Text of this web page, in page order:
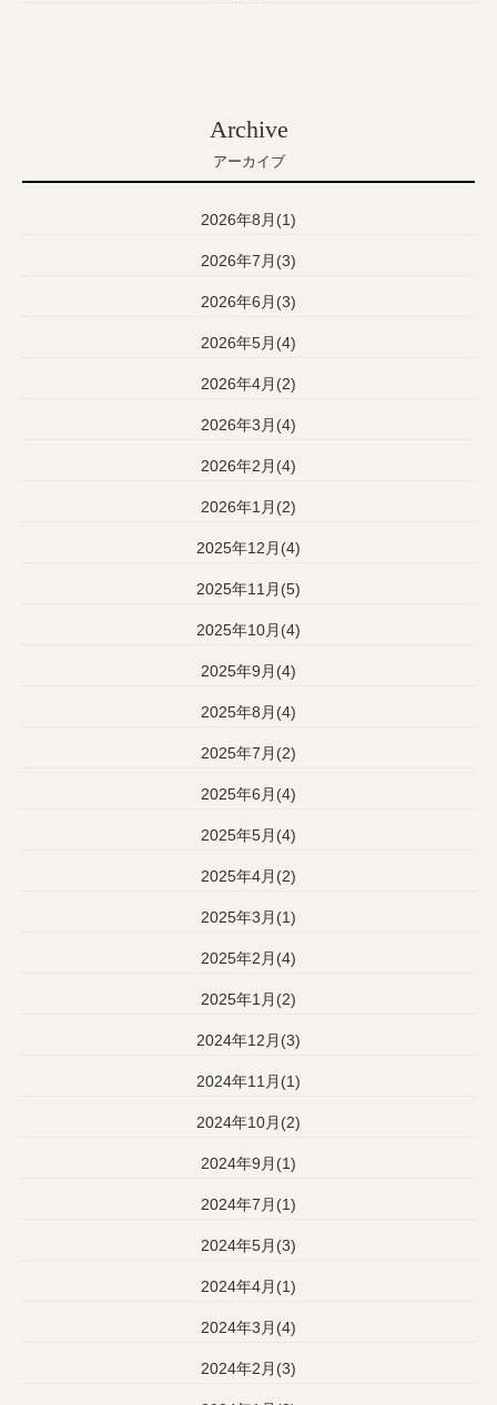
Archive
アーカイブ
2026年8月(1)
2026年7月(3)
2026年6月(3)
2026年5月(4)
2026年4月(2)
2026年3月(4)
2026年2月(4)
2026年1月(2)
2025年12月(4)
2025年11月(5)
2025年10月(4)
2025年9月(4)
2025年8月(4)
2025年7月(2)
2025年6月(4)
2025年5月(4)
2025年4月(2)
2025年3月(1)
2025年2月(4)
2025年1月(2)
2024年12月(3)
2024年11月(1)
2024年10月(2)
2024年9月(1)
2024年7月(1)
2024年5月(3)
2024年4月(1)
2024年3月(4)
2024年2月(3)